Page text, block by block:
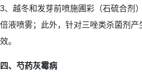
3、越冬和发芽前喷施圃彩（石硫合剂
倍液喷雾；此外，针对三唑类杀菌剂
效。
四、芍药灰霉病